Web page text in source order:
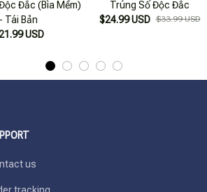
Đắc (Bìa Mềm)
- Tái Bản
USD
Trúng Số Độc Đắc
$24.99 USD $33.99 USD
us